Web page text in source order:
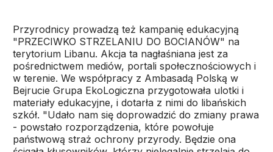
Przyrodnicy prowadzą też kampanię edukacyjną
"PRZECIWKO STRZELANIU DO BOCIANÓW" na
terytorium Libanu. Akcja ta nagłaśniana jest za
pośrednictwem mediów, portali społecznościowych i
w terenie. We współpracy z Ambasadą Polską w
Bejrucie Grupa EkoLogiczna przygotowała ulotki i
materiały edukacyjne, i dotarła z nimi do libańskich
szkół. "Udało nam się doprowadzić do zmiany prawa
- powstało rozporządzenia, które powołuje
państwową straż ochrony przyrody. Będzie ona